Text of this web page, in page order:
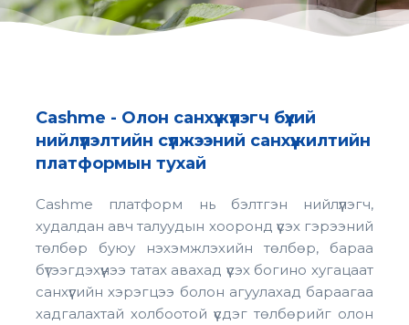
Сashme - Олон санхүүжүүлэгч бүхий
нийлүүлэлтийн сүлжээний санхүүжилтийн
платформын тухай
Cashme платформ нь бэлтгэн нийлүүлэгч,
худалдан авч талуудын хооронд үүсэх гэрээний
төлбөр буюу нэхэмжлэхийн төлбөр, бараа
бүтээгдэхүүнээ татах авахад үүсэх богино хугацаат
санхүүгийн хэрэгцээ болон агуулахад бараагаа
хадгалахтай холбоотой үүсдэг төлбөрийг олон